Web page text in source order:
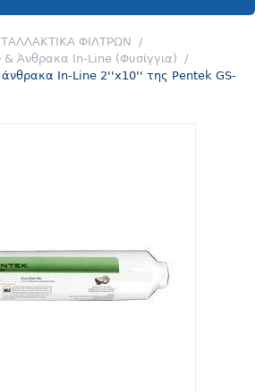
ΦΙΛΤΡΩΝ
/
Άνθρακα In-Line (Φυσίγγια)
/
άνθρακα In-Line 2''x10'' της Pentek GS-